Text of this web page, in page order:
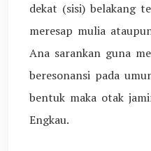
dekat (sisi) belakang
meresap mulia
Ana sarankan guna
beresonansi pada
bentuk maka otak
Engkau.